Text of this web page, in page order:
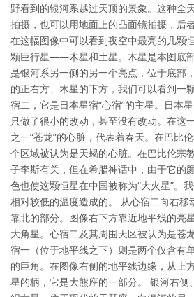
野看到的银河系越过天顶的景象。这种全
拍摄，也可以用地面上的凸面镜拍摄，后
在这幅图像中可以看到夜空中最亮的几颗
颗巨行星——木星和土星。木星是本图底
是银河系另一侧的另一个亮点，位于底部
的正右方、木星的下方，我们可以看到
宿二，它是日本星宿“心宿”的主星。日本
只做了很小的改动，甚至没有改动。在这
之一“苍龙”的心脏，代表着春天。在巴比
个区域被认为是天蝎的心脏。在巴比伦宗
子李斯有关，但在希腊神话中，由于它的
色也使这颗恒星在中国被称为“大火星”。
相对较低的温度造成的。 从心宿二向右移
靠北的部分。图像右下方靠近地平线的亮
大角星。心宿二及其周围天区被认为是苍
宿一（位于地平线之下）则是两个仅含有
的巨角。在图像右侧的地平线边缘，从上
星的柄，它是大熊座的一部分。 银河右侧